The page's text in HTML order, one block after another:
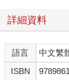
便曾在一天之內連
在持槍合法化的美
是在歐巴馬當選總
種族歧視的角度下
首先是一位黑人青
詳細資料
語言 中文繁
ISBN